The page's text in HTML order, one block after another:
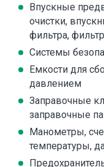
Впускные
очистки,
фильтра,
Системы
Емкости для
давлением
Заправочные
заправочные
Манометры,
температуры,